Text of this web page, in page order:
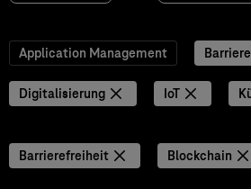
Application Management
Digitalisierung IoT
Barrierefreiheit Blockchain